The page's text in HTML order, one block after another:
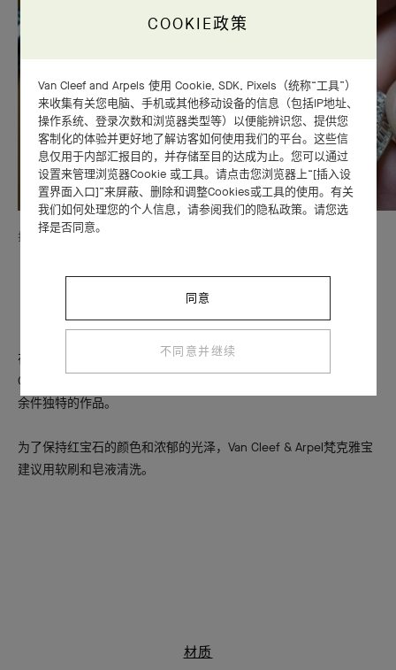
打磨手镯上部，Éventail souverain手镯
在2019年Treasure of Rubies红宝石珍藏高级珠宝系列中，Van
Cleef & Arpels梵克雅宝将此珍贵宝石放在了显赫位置，呈现六十
余件独特的作品。
为了保持红宝石的颜色和浓郁的光泽，Van Cleef & Arpel梵克雅宝
建议用软刷和皂液清洗。
材质
COOKIE政策
Van Cleef and Arpels 使用 Cookie, SDK, Pixels（统称“工具”）
来收集有关您电脑、手机或其他移动设备的信息（包括IP地址、
操作系统、登录次数和浏览器类型等）以便能辨识您、提供您
客制化的体验并更好地了解访客如何使用我们的平台。这些信
息仅用于内部汇报目的，并存储至目的达成为止。您可以通过
设置来管理浏览器Cookie 或工具。请点击您浏览器上“[插入设
置界面入口]”来屏蔽、删除和调整Cookies或工具的使用。有关
我们如何处理您的个人信息，请参阅我们的隐私政策。请您选
择是否同意。
同意
不同意并继续